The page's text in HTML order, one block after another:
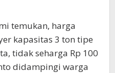
temukan, harga
kapasitas 3 ton tipe
tidak seharga Rp 100
didampingi warga